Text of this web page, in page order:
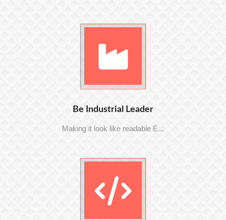
Be Industrial Leader
Making it look like readable E...